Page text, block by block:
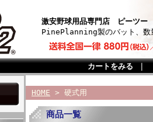
激安野球用品専門店 ピーツー
PinePlanning製のバット、数
カートをみる
HOME > 硬式用
商品一覧